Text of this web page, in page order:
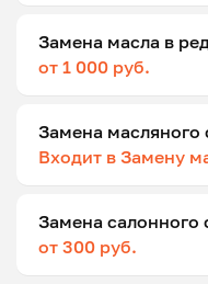
Замена масла в
от 1 000 руб.
Замена масляного
Входит в Замену
Замена салонного
от 300 руб.